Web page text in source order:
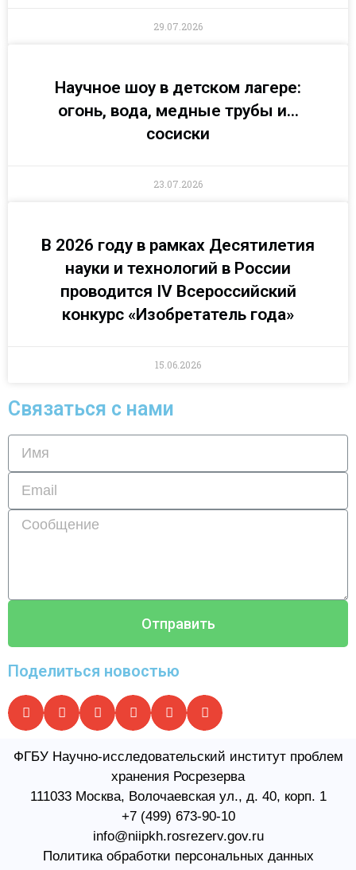
29.07.2026
Научное шоу в детском лагере:
огонь, вода, медные трубы и…
сосиски
23.07.2026
В 2026 году в рамках Десятилетия
науки и технологий в России
проводится IV Всероссийский
конкурс «Изобретатель года»
15.06.2026
Связаться с нами
Отправить
Поделиться новостью
ФГБУ Научно-исследовательский институт проблем
хранения Росрезерва​
111033 Москва, Волочаевская ул., д. 40, корп. 1
+7 (499) 673-90-10
info@niipkh.rosrezerv.gov.ru
Политика обработки персональных данных